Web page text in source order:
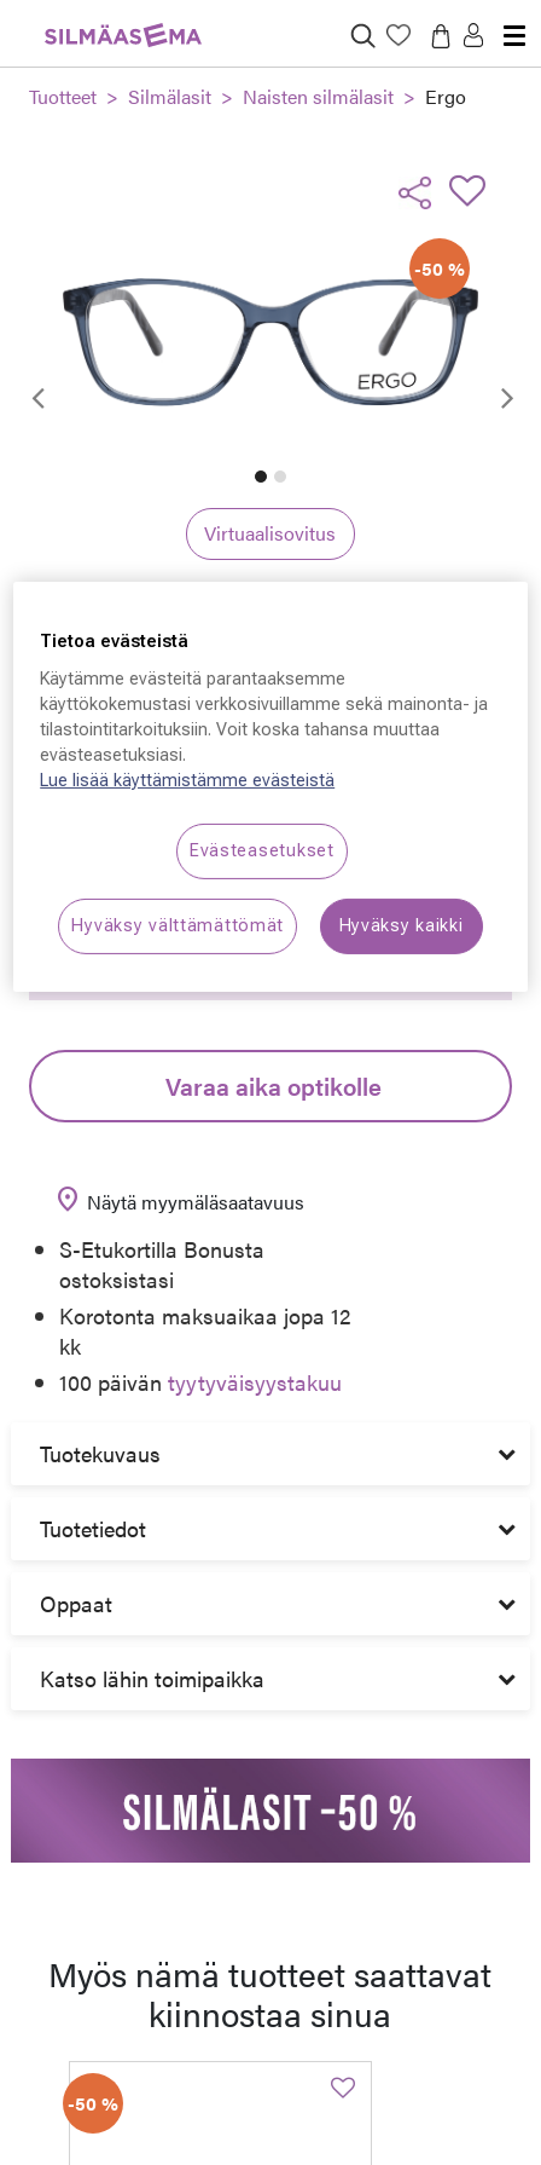
Tuotteet Silmälasit Naisten silmälasit Ergo
-50 %
Edellinen
Virtuaalisovitus
Ergo 2040, C50 53 - 17 -
140
49,50 €
Hinta alennettu
99,00 €Alennettu hinta
Alin hinta 30 päivän aikana ennen alennusta: 99,00 € (+100
Synttäriale! Kaikki silmälasit –50 % sisältäen
linssit ja kehykset.
Lue lisää!
Varaa aika optikolle
location_on Näytä myymäläsaatavuus
S-Etukortilla Bonusta
ostoksistasi
Korotonta maksuaikaa jopa 12
kk
100 päiväntyytyväisyystakuu
Tuotekuvaus
Tuotetiedot
Oppaat
Katso lähin toimipaikka
Myös nämä tuotteet saattavat
kiinnostaa sinua
-50 %
Tietoa evästeistä
Käytämme evästeitä parantaaksemme
käyttökokemustasi verkkosivuillamme sekä mainonta- ja
tilastointitarkoituksiin. Voit koska tahansa muuttaa
evästeasetuksiasi.
Lue lisää käyttämistämme evästeistä
Evästeasetukset
Hyväksy välttämättömät Hyväksy kaikki